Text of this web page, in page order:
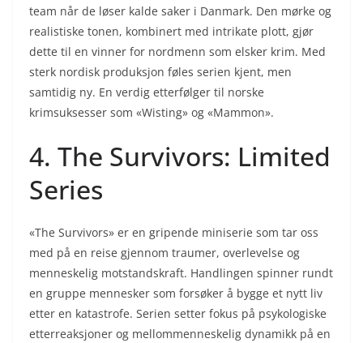
team når de løser kalde saker i Danmark. Den mørke og
realistiske tonen, kombinert med intrikate plott, gjør
dette til en vinner for nordmenn som elsker krim. Med
sterk nordisk produksjon føles serien kjent, men
samtidig ny. En verdig etterfølger til norske
krimsuksesser som «Wisting» og «Mammon».
4. The Survivors: Limited
Series
«The Survivors» er en gripende miniserie som tar oss
med på en reise gjennom traumer, overlevelse og
menneskelig motstandskraft. Handlingen spinner rundt
en gruppe mennesker som forsøker å bygge et nytt liv
etter en katastrofe. Serien setter fokus på psykologiske
etterreaksjoner og mellommenneskelig dynamikk på en